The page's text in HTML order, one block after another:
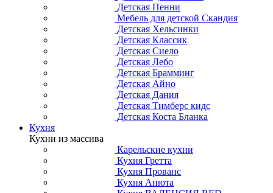
Детская Пенни
Мебель для детской Скандия
Детская Хельсинки
Детская Классик
Детская Сиело
Детская Лебо
Детская Брамминг
Детская Айно
Детская Дания
Детская Тимберс кидс
Детская Коста Бланка
Кухня
Кухни из массива
Карельские кухни
Кухня Гретта
Кухня Прованс
Кухня Анюта